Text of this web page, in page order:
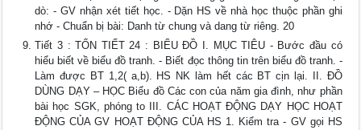
dò: - GV nhận xét tiết học. - Dặn HS về nhà học thuộc phần ghi
nhớ - Chuẩn bị bài: Danh từ chung và dang từ riêng. 20
Tiết 3 : TỐN TIẾT 24 : BIỂU ĐỒ I. MỤC TIÊU - Bước đầu có
hiểu biết về biểu đồ tranh. - Biết đọc thông tin trên biểu đồ tranh. -
Làm được BT 1,2( a,b). HS NK làm hết các BT cịn lại. II. ĐỒ
DÙNG DẠY – HỌC Biểu đồ Các con của năm gia đình, như phần
bài học SGK, phóng to III. CÁC HOẠT ĐỘNG DẠY HỌC HOẠT
ĐỘNG CỦA GV HOẠT ĐỘNG CỦA HS 1. Kiểm tra - GV gọi HS